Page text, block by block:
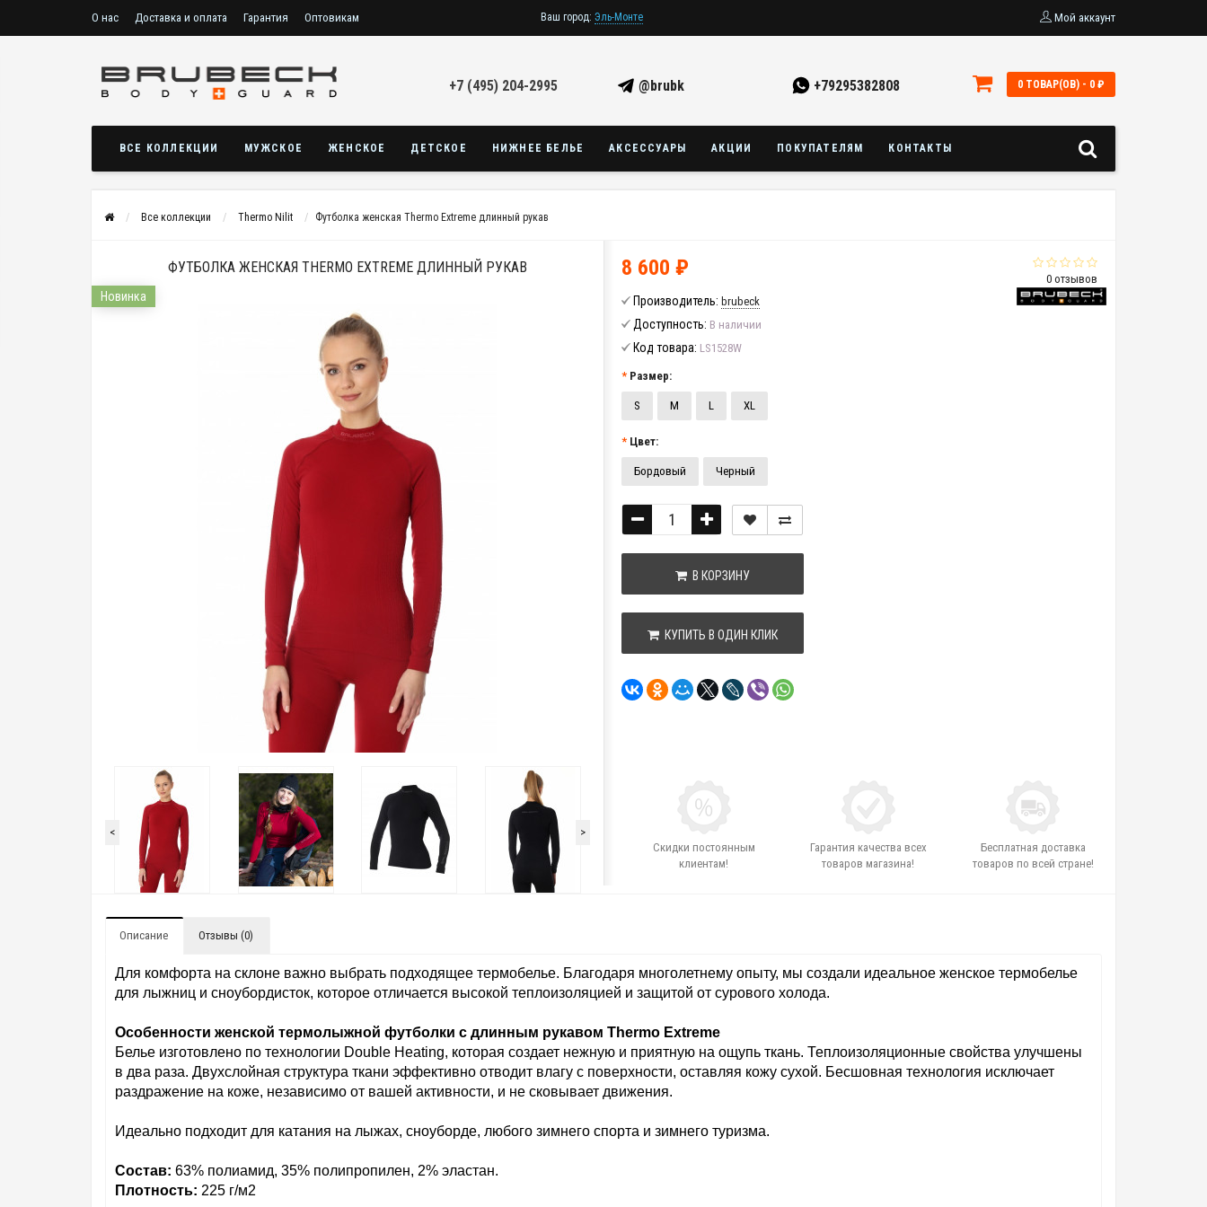
О нас Доставка и оплата Гарантия Оптовикам Ваш город: Эль-Монте Мой аккаунт
+7 (495) 204-2995 @brubk +79295382808 0 ТОВАР(ОВ) - 0 ₽
ВСЕ КОЛЛЕКЦИИ МУЖСКОЕ ЖЕНСКОЕ ДЕТСКОЕ НИЖНЕЕ БЕЛЬЕ АКСЕССУАРЫ АКЦИИ ПОКУПАТЕЛЯМ КОНТАКТЫ
Все коллекции Thermo Nilit Футболка женская Thermo Extreme длинный рукав
ФУТБОЛКА ЖЕНСКАЯ THERMO EXTREME ДЛИННЫЙ РУКАВ
Новинка
< >
0 отзывов
8 600 ₽
Производитель: brubeck
Доступность: В наличии
Код товара: LS1528W
Размер:
S M L XL
Цвет:
Бордовый Черный
В КОРЗИНУ
КУПИТЬ В ОДИН КЛИК
Скидки постоянным
клиентам!
Гарантия качества всех
товаров магазина!
Бесплатная доставка
товаров по всей стране!
Описание Отзывы (0)
Для комфорта на склоне важно выбрать подходящее термобелье. Благодаря многолетнему опыту, мы создали идеальное женское термобелье
для лыжниц и сноубордисток, которое отличается высокой теплоизоляцией и защитой от сурового холода.
Особенности женской термолыжной футболки с длинным рукавом Thermo Extreme
Белье изготовлено по технологии Double Heating, которая создает нежную и приятную на ощупь ткань. Теплоизоляционные свойства улучшены
в два раза. Двухслойная структура ткани эффективно отводит влагу с поверхности, оставляя кожу сухой. Бесшовная технология исключает
раздражение на коже, независимо от вашей активности, и не сковывает движения.
Идеально подходит для катания на лыжах, сноуборде, любого зимнего спорта и зимнего туризма.
Состав: 63% полиамид, 35% полипропилен, 2% эластан.
Плотность: 225 г/м2